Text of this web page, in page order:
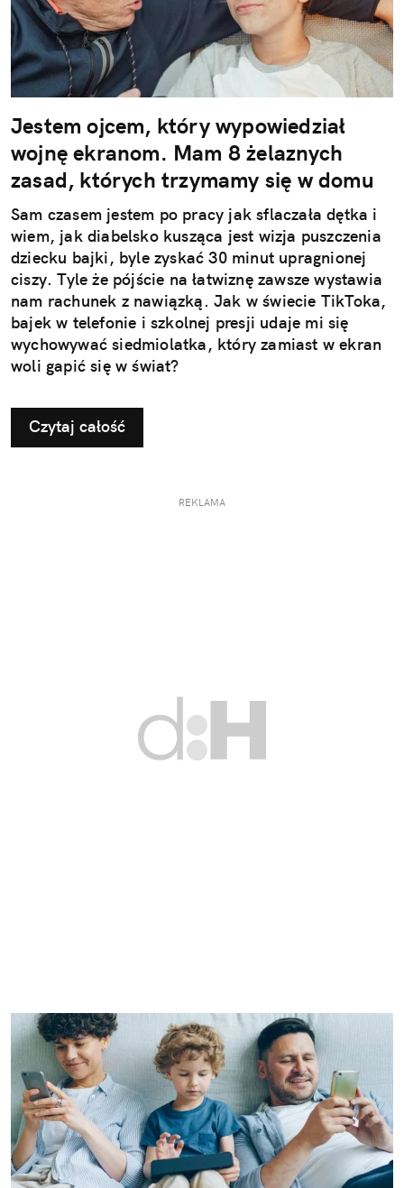
Jestem ojcem, który wypowiedział
wojnę ekranom. Mam 8 żelaznych
zasad, których trzymamy się w domu
Sam czasem jestem po pracy jak sflaczała dętka i
wiem, jak diabelsko kusząca jest wizja puszczenia
dziecku bajki, byle zyskać 30 minut upragnionej
ciszy. Tyle że pójście na łatwiznę zawsze wystawia
nam rachunek z nawiązką. Jak w świecie TikToka,
bajek w telefonie i szkolnej presji udaje mi się
wychowywać siedmiolatka, który zamiast w ekran
woli gapić się w świat?
Czytaj całość
REKLAMA